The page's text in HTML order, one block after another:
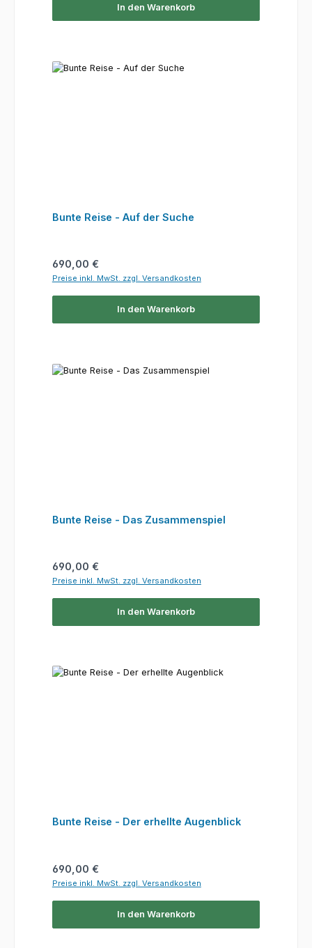
In den Warenkorb
Bunte Reise - Auf der Suche
Regulärer Preis:
690,00 €
Preise inkl. MwSt. zzgl. Versandkosten
In den Warenkorb
Bunte Reise - Das Zusammenspiel
Regulärer Preis:
690,00 €
Preise inkl. MwSt. zzgl. Versandkosten
In den Warenkorb
Bunte Reise - Der erhellte Augenblick
Regulärer Preis:
690,00 €
Preise inkl. MwSt. zzgl. Versandkosten
In den Warenkorb